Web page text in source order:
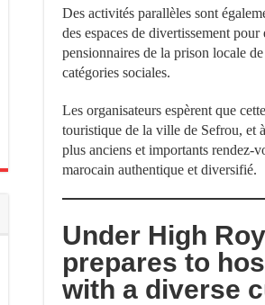
Des activités parallèles sont
des espaces de divertissement
pensionnaires de la prison locale
catégories sociales.
Les organisateurs espèrent que
touristique de la ville de Sefrou, et
plus anciens et importants rendez-
marocain authentique et diversifié.
Under High
prepares to
with a diverse